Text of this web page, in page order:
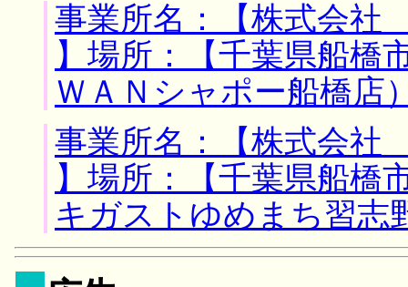
事業所名：【株式会
】場所：【千葉県船橋
ＷＡＮシャポー船橋店
事業所名：【株式会
】場所：【千葉県船橋
キガストゆめまち習志